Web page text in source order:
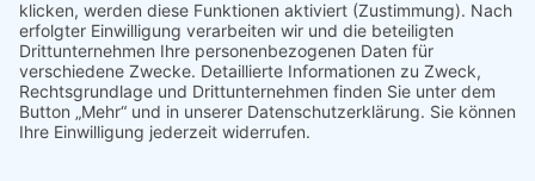
zum Gästebuch